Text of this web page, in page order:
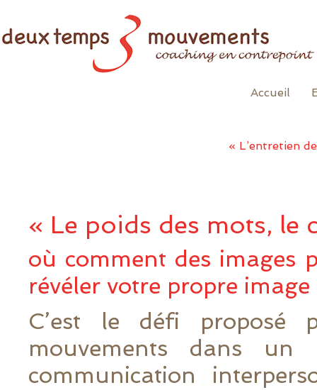
Accueil
« L’entretien
« Le poids des mots, le
où comment des images
révéler votre propre image
C’est le défi proposé
mouvements dans un
communication